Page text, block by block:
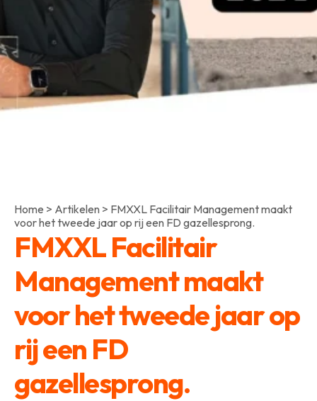
Home > Artikelen > FMXXL Facilitair Management maakt
voor het tweede jaar op rij een FD gazellesprong.
FMXXL Facilitair
Management maakt
voor het tweede jaar op
rij een FD
gazellesprong.